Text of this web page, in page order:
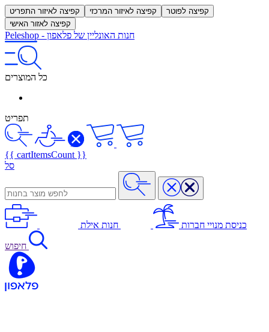
קפיצה לאיזור התפריט קפיצה לאיזור המרכזי
קפיצה לפוטר
קפיצה לאזור האישי
Peleshop - חנות האונליין של פלאפון
כל המוצרים
תפריט
{{ cartItemsCount }}
סל
כניסת מנויי חברות חנות אילת
חיפוש